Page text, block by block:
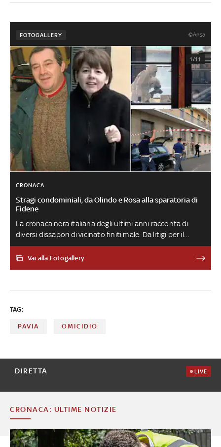
FOTOGALLERY ©Ansa
1/11
CRONACA
Stragi condominiali, da Olindo e Rosa alla sparatoria di
Fidene
La cronaca nera italiana degli ultimi anni racconta di
diversi dissapori di vicinato finiti male. Da litigi per il
parcheggio a malintesi tra fratelli, ecco alcuni degli
episodi più eclatanti della storia recente
Vai alla Fotogallery
TAG:
PAVIA OMICIDIO
DIRETTA LIVE
CRONACA: ULTIME NOTIZIE